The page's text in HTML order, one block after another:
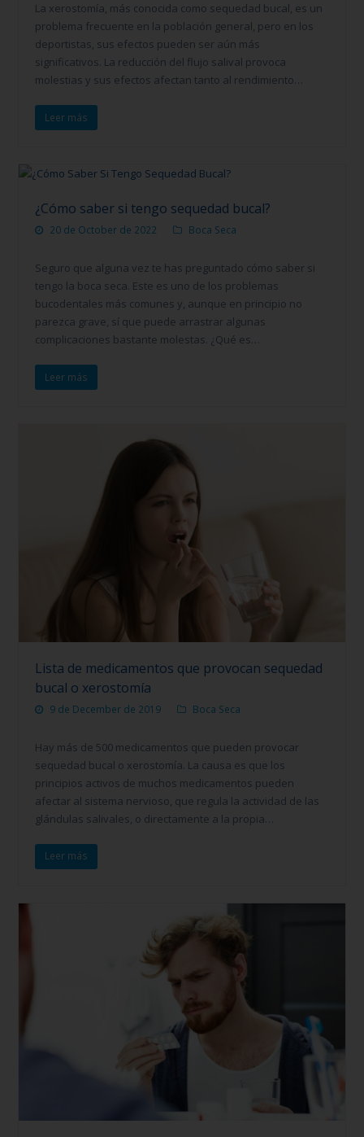
La xerostomía, más conocida como sequedad bucal, es un
problema frecuente en la población general, pero en los
deportistas, sus efectos pueden ser aún más
significativos. La reducción del flujo salival provoca
molestias y sus efectos afectan tanto al rendimiento…
Leer más
¿Cómo saber si tengo sequedad bucal?
20 de October de 2022 Boca Seca
Seguro que alguna vez te has preguntado cómo saber si
tengo la boca seca. Este es uno de los problemas
bucodentales más comunes y, aunque en principio no
parezca grave, sí que puede arrastrar algunas
complicaciones bastante molestas. ¿Qué es…
Leer más
Lista de medicamentos que provocan sequedad
bucal o xerostomía
9 de December de 2019 Boca Seca
Hay más de 500 medicamentos que pueden provocar
sequedad bucal o xerostomía. La causa es que los
principios activos de muchos medicamentos pueden
afectar al sistema nervioso, que regula la actividad de las
glándulas salivales, o directamente a la propia…
Leer más